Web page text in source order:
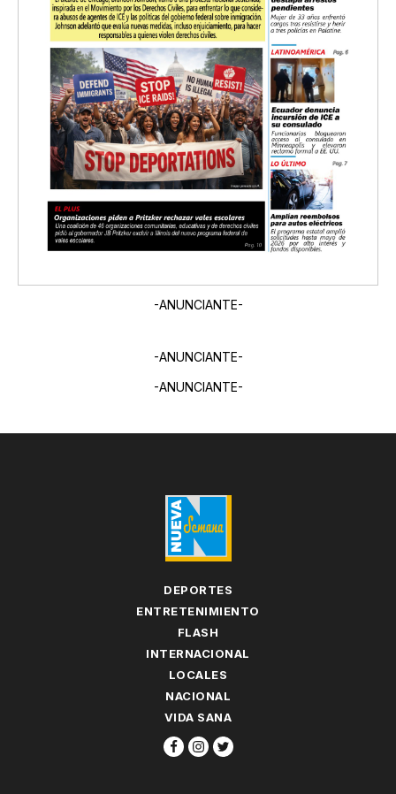
-ANUNCIANTE-
-ANUNCIANTE-
-ANUNCIANTE-
DEPORTES
ENTRETENIMIENTO
FLASH
INTERNACIONAL
LOCALES
NACIONAL
VIDA SANA